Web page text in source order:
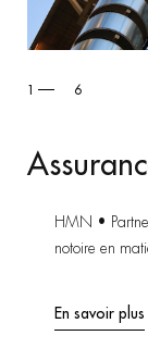
tourisme
En savoir